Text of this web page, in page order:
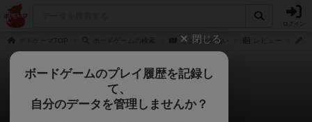
ヒトラーの戦い
ヒトラーの戦い
Chacoさんのレビュー
閉じる
ボードゲームのプレイ履歴を記録し
て、
自分のデータを管理しませんか？